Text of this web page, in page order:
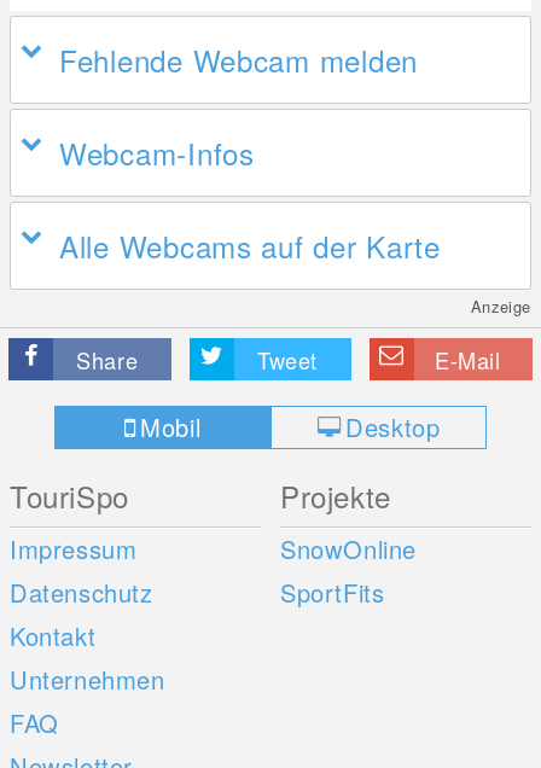
Fehlende Webcam melden
Webcam-Infos
Alle Webcams auf der Karte
Anzeige
Share Tweet E-Mail
Mobil Desktop
TouriSpo
Impressum
Datenschutz
Kontakt
Unternehmen
FAQ
Projekte
SnowOnline
SportFits